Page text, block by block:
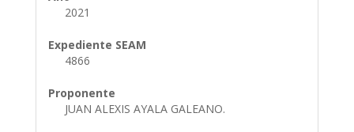
2021
Expediente SEAM
4866
Proponente
JUAN ALEXIS AYALA GALEANO.